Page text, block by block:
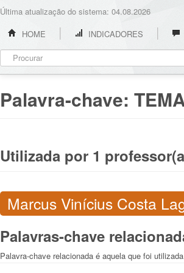
Última atualização do sistema: 04.08.2026
HOME
INDICADORES
Palavra-chave:
Utilizada por 1
Marcus Vinícius Costa
Palavras-chave
Palavra-chave relacionada é aquela que foi